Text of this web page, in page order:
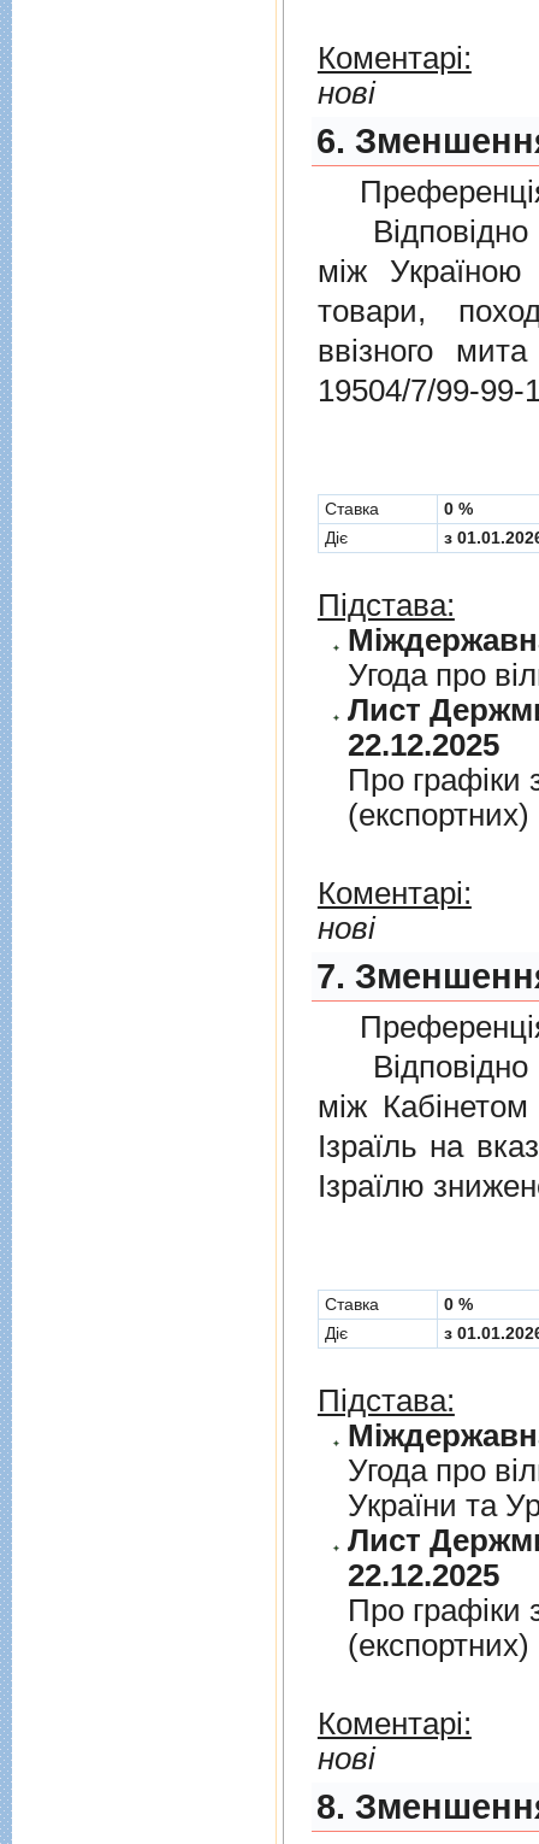
Коментарі:
нові
6.
Відповідно
мiж Україною
товари,
ввізного
19504/7/99-99-
Cтавка
0 %
Діє
з
Підстава:
Угода про
Лист
22.12.2025
Про графiки
Коментарі:
нові
7.
Відповідно
мiж Кабінетом
Ізраїль на
Ізраїлю
Cтавка
0 %
Діє
з
Підстава:
Угода про
України та
Лист
22.12.2025
Про графiки
Коментарі:
нові
8.